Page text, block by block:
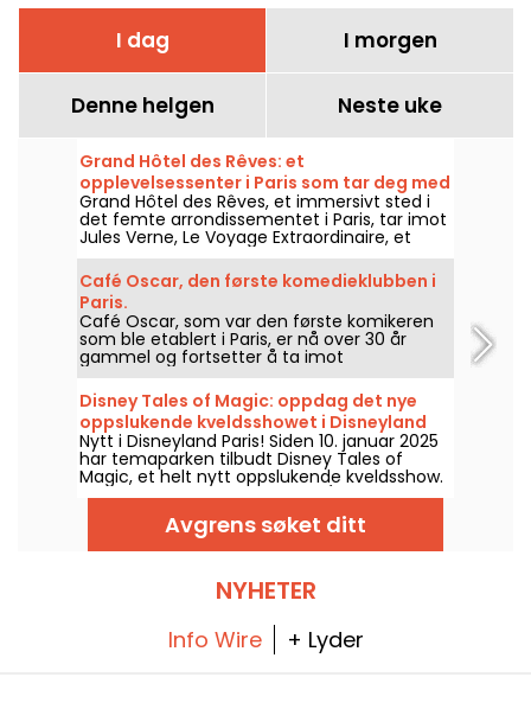
I dag I morgen
Denne helgen Neste uke
Grand Hôtel des Rêves: et
opplevelsessenter i Paris som tar deg med
på en reise i Jules Vernes univers
Grand Hôtel des Rêves, et immersivt sted i
det femte arrondissementet i Paris, tar imot
Jules Verne, Le Voyage Extraordinaire, et
familievennlig teateropplegg i 360-graders
scenografi. En adresse laget for å huse flere
immersive forestillinger, blant annet en
produksjon omkring juletider.
Café Oscar, den første komedieklubben i
Paris.
Café Oscar, som var den første komikeren
som ble etablert i Paris, er nå over 30 år
gammel og fortsetter å ta imot
profesjonelle standup-komikere, og
potensielt fremtidige profesjonelle. Hver uke
presenterer Café Oscar nye komikere.
Disney Tales of Magic: oppdag det nye
oppslukende kveldsshowet i Disneyland
Paris
Nytt i Disneyland Paris! Siden 10. januar 2025
har temaparken tilbudt Disney Tales of
Magic, et helt nytt oppslukende kveldsshow.
På programmet: projeksjoner (ikke bare på
slottet), lyseffekter og, som alltid, scener
inspirert av Disney- og Pixar-filmer!
Avgrens søket ditt
NYHETER
Info Wire + Lyder